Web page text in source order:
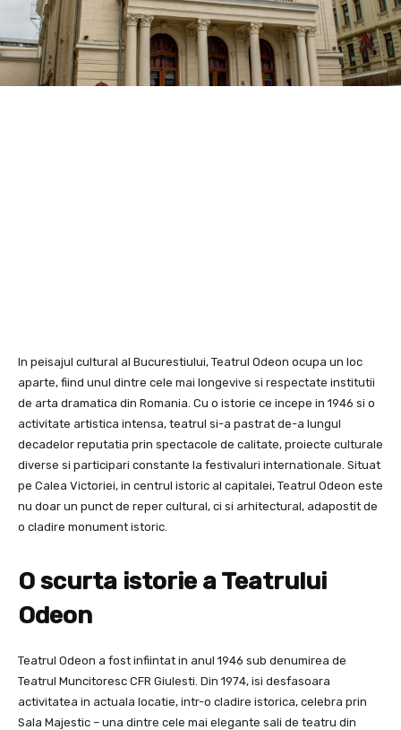
In peisajul cultural al Bucurestiului, Teatrul Odeon ocupa un loc
aparte, fiind unul dintre cele mai longevive si respectate institutii
de arta dramatica din Romania. Cu o istorie ce incepe in 1946 si o
activitate artistica intensa, teatrul si-a pastrat de-a lungul
decadelor reputatia prin spectacole de calitate, proiecte culturale
diverse si participari constante la festivaluri internationale. Situat
pe Calea Victoriei, in centrul istoric al capitalei, Teatrul Odeon este
nu doar un punct de reper cultural, ci si arhitectural, adapostit de
o cladire monument istoric.
O scurta istorie a Teatrului
Odeon
Teatrul Odeon a fost infiintat in anul 1946 sub denumirea de
Teatrul Muncitoresc CFR Giulesti. Din 1974, isi desfasoara
activitatea in actuala locatie, intr-o cladire istorica, celebra prin
Sala Majestic – una dintre cele mai elegante sali de teatru din